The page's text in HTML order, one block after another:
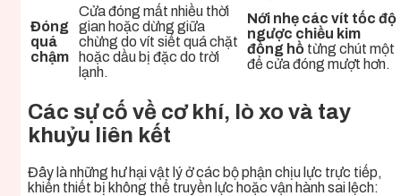
Đóng
quá
chậm
Cửa đóng mất nhiều thời
gian hoặc dừng giữa
chừng do vít siết quá chặt
hoặc dầu bị đặc do trời
lạnh.
Nới nhẹ các vít tốc độ
ngược chiều kim
đồng hồ từng chút một
để cửa đóng mượt hơn.
Các sự cố về cơ khí, lò xo và tay
khuỷu liên kết
Đây là những hư hại vật lý ở các bộ phận chịu lực trực tiếp,
khiến thiết bị không thể truyền lực hoặc vận hành sai lệch: